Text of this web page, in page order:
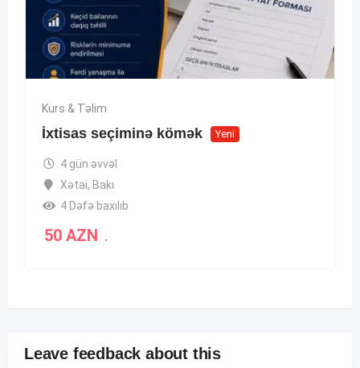
Kurs & Təlim
İxtisas seçiminə kömək Yeni
4 gün əvvəl
Xətai, Bakı
4 Dəfə baxılıb
50 AZN .
Leave feedback about this